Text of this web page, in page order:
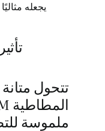
يجعله
تتحول
ملموسة